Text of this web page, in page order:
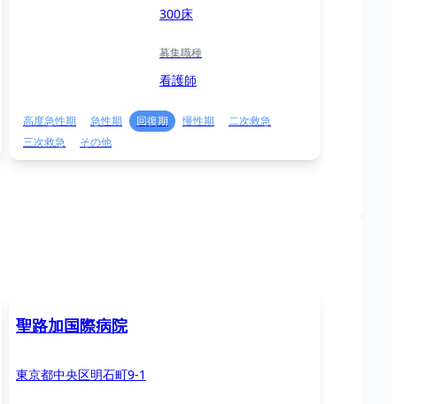
300床
募集職種
看護師
高度急性期 急性期 回復期 慢性期
二次救急
三次救急
その他
聖路加国際病院
東京都中央区明石町9-1